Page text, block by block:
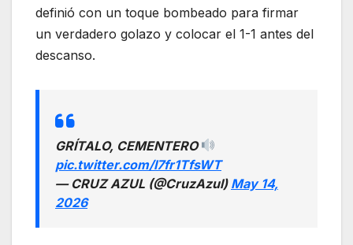
definió con un toque bombeado para firmar
un verdadero golazo y colocar el 1-1 antes del
descanso.
GRÍTALO, CEMENTERO
pic.twitter.com/I7fr1TfsWT
— CRUZ AZUL (@CruzAzul) May 14,
2026